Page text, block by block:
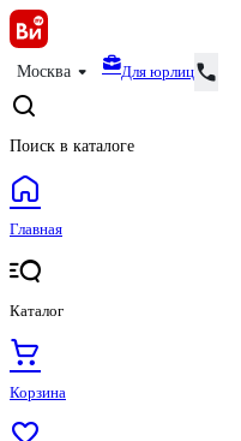
Москва Для юрлиц
Поиск в каталоге
Главная
Каталог
Корзина